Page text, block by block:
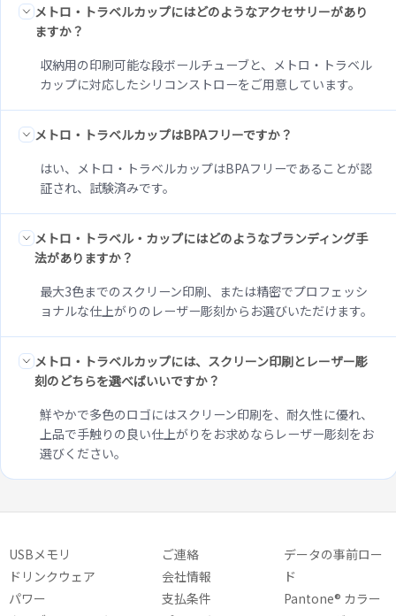
メトロ・トラベルカップにはどのようなアクセサリーがあり
ますか？
収納用の印刷可能な段ボールチューブと、メトロ・トラベル
カップに対応したシリコンストローをご用意しています。
メトロ・トラベルカップはBPAフリーですか？
はい、メトロ・トラベルカップはBPAフリーであることが認
証され、試験済みです。
メトロ・トラベル・カップにはどのようなブランディング手
法がありますか？
最大3色までのスクリーン印刷、または精密でプロフェッシ
ョナルな仕上がりのレーザー彫刻からお選びいただけます。
メトロ・トラベルカップには、スクリーン印刷とレーザー彫
刻のどちらを選べばいいですか？
鮮やかで多色のロゴにはスクリーン印刷を、耐久性に優れ、
上品で手触りの良い仕上がりをお求めならレーザー彫刻をお
選びください。
USBメモリ
ドリンクウェア
パワー
ご連絡
会社情報
支払条件
データの事前ロー
ド
Pantone® カラー